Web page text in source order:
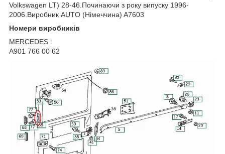
Volkswagen LT) 28-46.Починаючи з року випуску 1996-
2006.Виробник AUTO (Німеччина) A7603
Номери виробників
MERCEDES :
A901 766 00 62